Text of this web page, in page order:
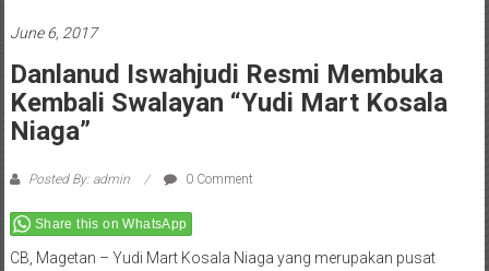
June 6, 2017
Danlanud Iswahjudi Resmi Membuka
Kembali Swalayan “Yudi Mart Kosala
Niaga”
Posted By: admin 0 Comment
Share this on WhatsApp
CB, Magetan – Yudi Mart Kosala Niaga yang merupakan pusat